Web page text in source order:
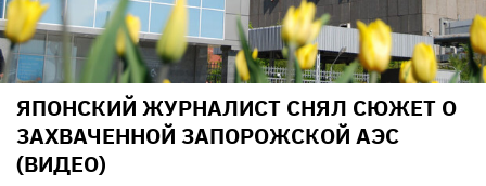
ЯПОНСКИЙ ЖУРНАЛИСТ СНЯЛ СЮЖЕТ О
ЗАХВАЧЕННОЙ ЗАПОРОЖСКОЙ АЭС
(ВИДЕО)